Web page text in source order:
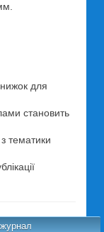
для
становить
тематики